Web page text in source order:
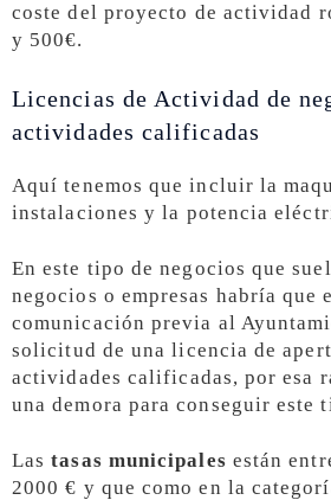
coste del proyecto de actividad
y 500€.
Licencias de Actividad de
actividades calificadas
Aquí tenemos que incluir la
instalaciones y la potencia
En este tipo de negocios que
negocios o empresas habría que
comunicación previa al
solicitud de una licencia de
actividades calificadas, por esa
una demora para conseguir este
Lastasas municipales están
2000 € y que como en la